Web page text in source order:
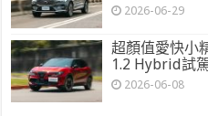
2026-06-29
超顏值愛快小
1.2 Hybrid試
2026-06-08